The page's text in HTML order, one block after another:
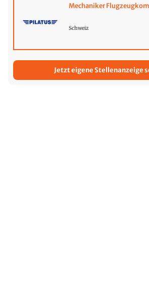
Mechaniker
Schweiz
Jetzt eigene Stellenanzeige